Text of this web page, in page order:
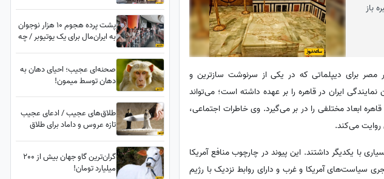
باز
مصر برای دیپلماتی که در یکی از سرنوشت سازترین و
ایران در قاهره را بر عهده داشته است؛ می‌تواند
ابعاد مختلفی را در بر می‌گیرد. وی خاطرات اجتماعی،
روایت می‌کند.
با یکدیگر داشتند. این پیوند در چارچوب منافع آمریکا
سیاست‌های آمریکا و غرب و دارای روابط نزدیک با رژیم
پشت پرده هجوم 10 هزار نوجوان
به ایران‌مال برای یک یوتیوبر / چه
صحنه‌ای عجیب؛ احیای دهان به
دهان توسط میمون!
طلاق‌های عجیب / ادعای عجیب
تازه عروس و داماد برای طلاق
گران‌ترین گاو جهان بیش از 200
میلیارد تومان!